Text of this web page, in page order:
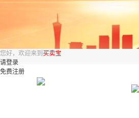
您好，欢迎来到 买卖宝
请登录
免费注册